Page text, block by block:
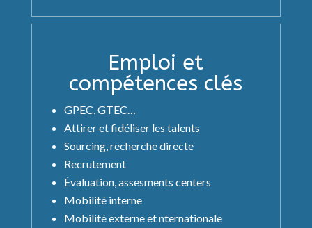
Emploi et
compétences clés
GPEC, GTEC…
Attirer et fidéliser les talents
Sourcing, recherche directe
Recrutement
Évaluation, assesments centers
Mobilité interne
Mobilité externe et nternationale